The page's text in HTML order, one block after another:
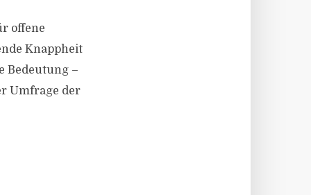
offene
Knappheit
Bedeutung –
Umfrage der